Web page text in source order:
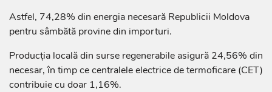
Astfel, 74,28% din energia necesară Republicii Moldova
pentru sâmbătă provine din importuri.
Producția locală din surse regenerabile asigură 24,56% din
necesar, în timp ce centralele electrice de termoficare (CET)
contribuie cu doar 1,16%.